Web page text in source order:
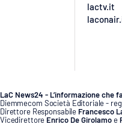
LAC
NETWORK
lactv.it
LaC News24 - L’informazione che
Diemmecom Società Editoriale -
Direttore Responsabile Francesco
Vicedirettore Enrico De Girolamoe